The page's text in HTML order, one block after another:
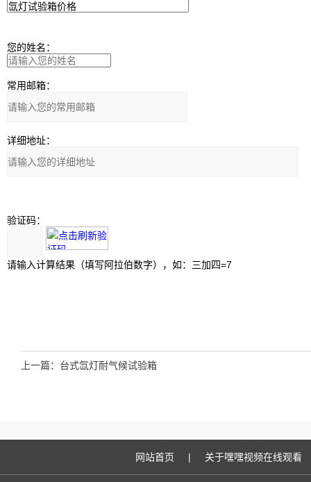
您的姓名：
常用邮箱：
详细地址：
验证码：
请输入计算结果（填写阿拉伯数字），如：三加四=7
上一篇： 台式氙灯耐气候试验箱
网站首页 | 关于嘿嘿视频在线观看